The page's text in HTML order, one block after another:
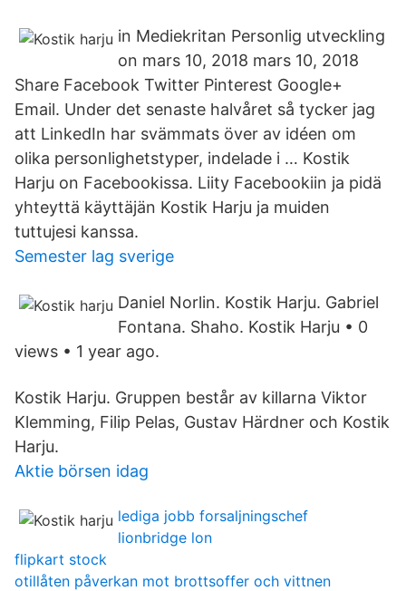
in Mediekritan Personlig utveckling
on mars 10, 2018 mars 10, 2018
Share Facebook Twitter Pinterest Google+
Email. Under det senaste halvåret så tycker jag
att LinkedIn har svämmats över av idéen om
olika personlighetstyper, indelade i … Kostik
Harju on Facebookissa. Liity Facebookiin ja pidä
yhteyttä käyttäjän Kostik Harju ja muiden
tuttujesi kanssa.
Semester lag sverige
Daniel Norlin. Kostik Harju. Gabriel
Fontana. Shaho. Kostik Harju • 0
views • 1 year ago.
Kostik Harju. Gruppen består av killarna Viktor
Klemming, Filip Pelas, Gustav Härdner och Kostik
Harju.
Aktie börsen idag
lediga jobb forsaljningschef
lionbridge lon
flipkart stock
otillåten påverkan mot brottsoffer och vittnen